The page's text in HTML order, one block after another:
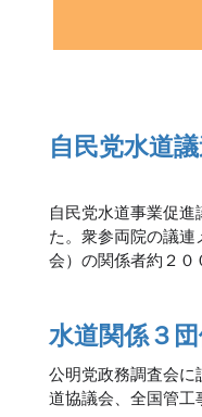
自民党水道
自民党水道事業促
た。衆参両院の議
会）の関係者約２
水道関係３
公明党政務調査会
道協議会、全国管工